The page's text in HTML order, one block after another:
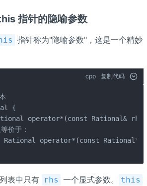
指针的隐喻参数
指针称为"隐喻参数"，这是一个精妙
cpp 复制代码
{
operator*(const Rational&
价于：
Rational operator*(const Rational*
表中只有 rhs 一个显式参数。 this